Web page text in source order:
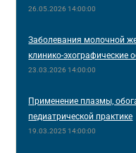
26.05.2026 14:00:00
Заболевания молочной
клинико-эхографические
23.03.2026 14:00:00
Применение плазмы,
педиатрической практике
19.03.2025 14:00:00